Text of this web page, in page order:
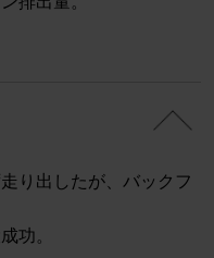
り出したが、バックフ
功。